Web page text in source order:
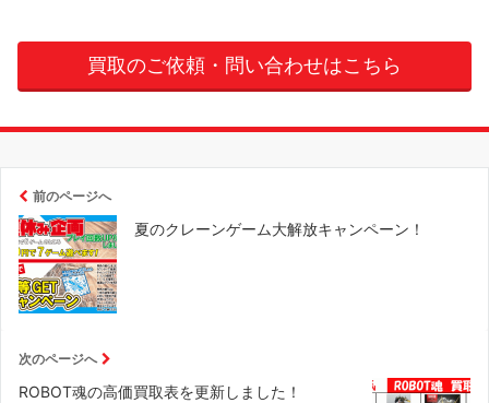
買取のご依頼・問い合わせはこちら
前のページへ
夏のクレーンゲーム大解放キャンペーン！
次のページへ
ROBOT魂の高価買取表を更新しました！